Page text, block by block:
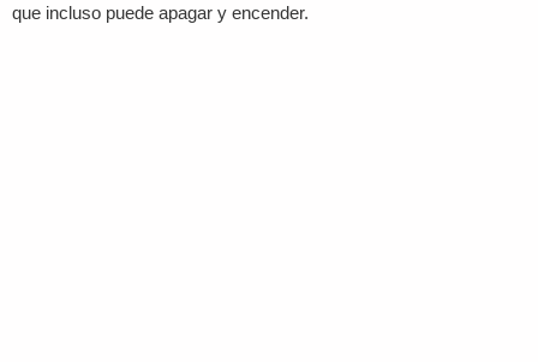
que incluso puede apagar y encender.